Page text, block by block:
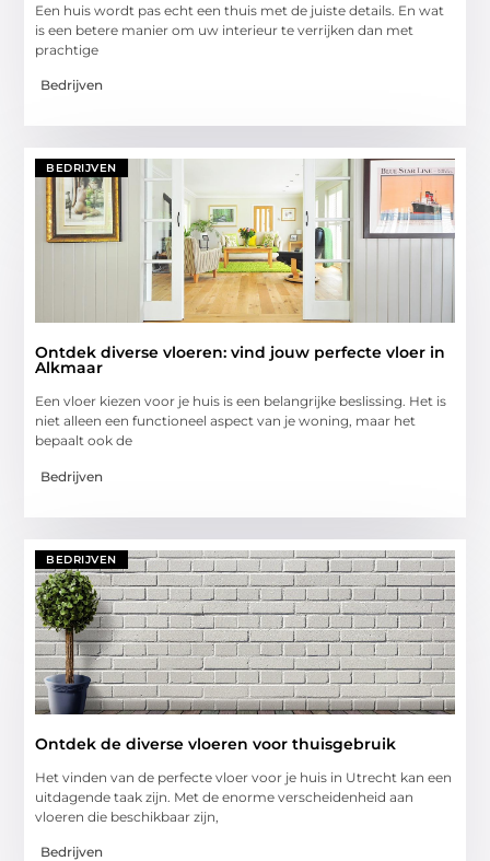
Een huis wordt pas echt een thuis met de juiste details. En wat
is een betere manier om uw interieur te verrijken dan met
prachtige
Bedrijven
BEDRIJVEN
Ontdek diverse vloeren: vind jouw perfecte vloer in
Alkmaar
Een vloer kiezen voor je huis is een belangrijke beslissing. Het is
niet alleen een functioneel aspect van je woning, maar het
bepaalt ook de
Bedrijven
BEDRIJVEN
Ontdek de diverse vloeren voor thuisgebruik
Het vinden van de perfecte vloer voor je huis in Utrecht kan een
uitdagende taak zijn. Met de enorme verscheidenheid aan
vloeren die beschikbaar zijn,
Bedrijven